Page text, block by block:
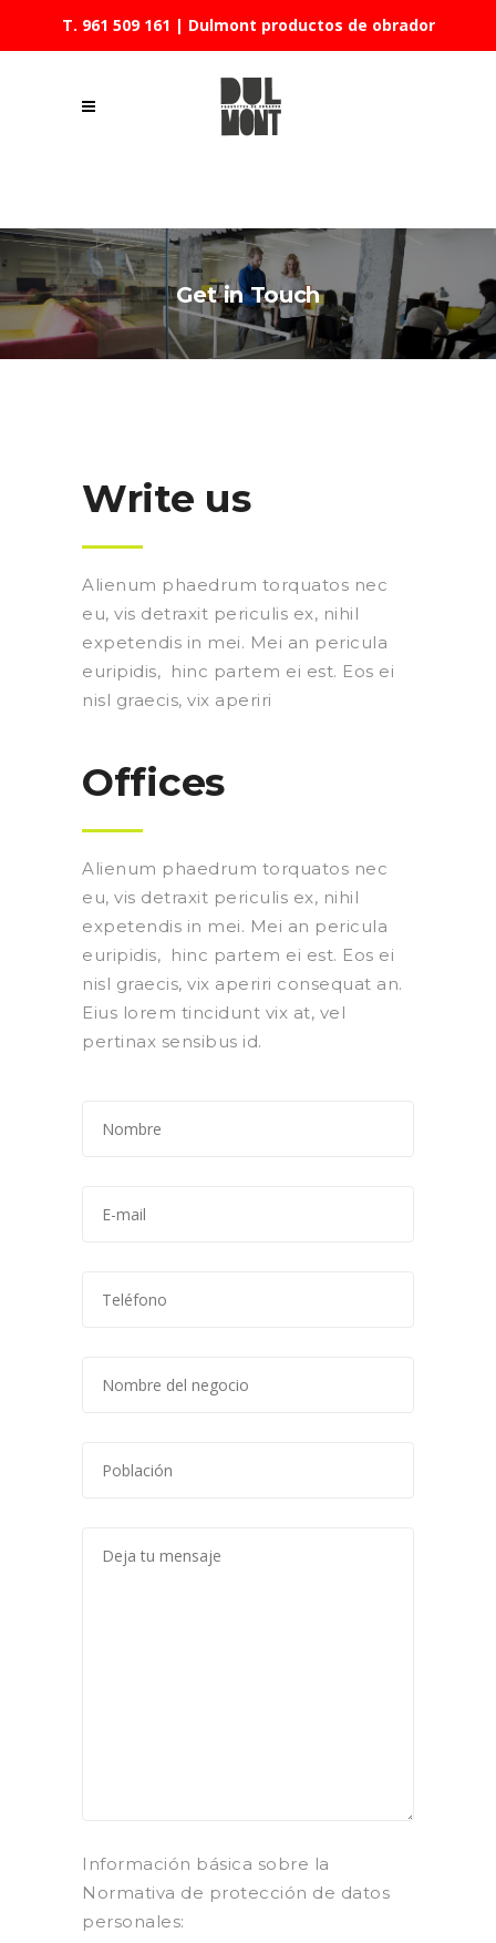
T. 961 509 161 | Dulmont productos de obrador
Get in Touch
Write us
Alienum phaedrum torquatos nec
eu, vis detraxit periculis ex, nihil
expetendis in mei. Mei an pericula
euripidis, hinc partem ei est. Eos ei
nisl graecis, vix aperiri
Offices
Alienum phaedrum torquatos nec
eu, vis detraxit periculis ex, nihil
expetendis in mei. Mei an pericula
euripidis, hinc partem ei est. Eos ei
nisl graecis, vix aperiri consequat an.
Eius lorem tincidunt vix at, vel
pertinax sensibus id.
Información básica sobre la
Normativa de protección de datos
personales: